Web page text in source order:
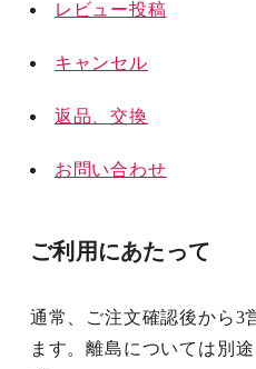
レビュー投稿
キャンセル
返品、交換
お問い合わせ
ご利用にあたって
通常、ご注文確認後から3
ます。離島については別